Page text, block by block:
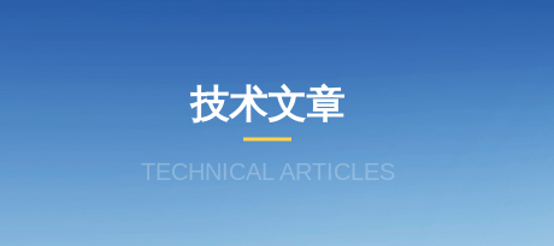
技术文章
TECHNICAL ARTICLES